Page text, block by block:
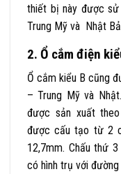
thiết bị này được sử
Trung Mỹ và Nhật
2. Ổ cắm điện
Ổ cắm kiểu B cũng
– Trung Mỹ và
được sản xuất
được cấu tạo từ 2
12,7mm. Chấu thứ
có hình trụ với đường